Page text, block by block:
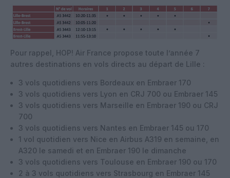
Pour rappel, HOP! Air France propose toute l’année 7
autres destinations en vols directs au départ de Lille :
3 vols quotidiens vers Bordeaux en Embraer 170
3 vols quotidiens vers Lyon en CRJ 700 ou Embraer 145
3 vols quotidiens vers Marseille en Embraer 190 ou CRJ
700
3 vols quotidiens vers Nantes en Embraer 145 ou 170
1 vol quotidien vers Nice en Airbus A319 en semaine, en
A320 le samedi et en Embraer 190 le dimanche
3 vols quotidiens vers Toulouse en Embraer 190 ou 170
2 à 3 vols quotidiens vers Strasbourg en Embraer 145